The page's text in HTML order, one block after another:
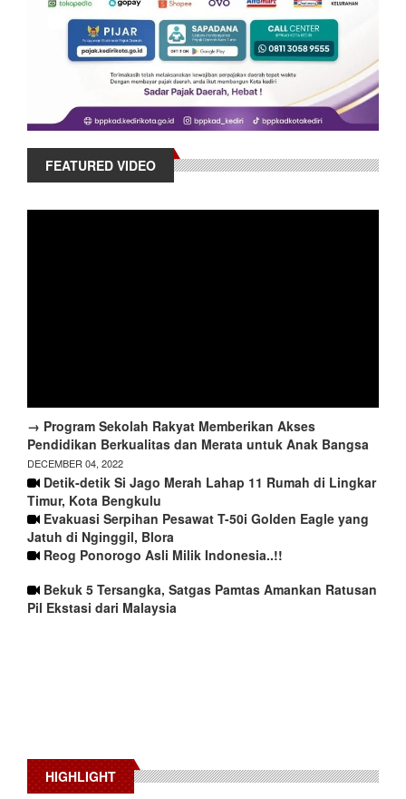
FEATURED VIDEO
→ Program Sekolah Rakyat Memberikan Akses
Pendidikan Berkualitas dan Merata untuk Anak Bangsa
DECEMBER 04, 2022
Detik-detik Si Jago Merah Lahap 11 Rumah di Lingkar
Timur, Kota Bengkulu
Evakuasi Serpihan Pesawat T-50i Golden Eagle yang
Jatuh di Nginggil, Blora
Reog Ponorogo Asli Milik Indonesia..!!
Bekuk 5 Tersangka, Satgas Pamtas Amankan Ratusan
Pil Ekstasi dari Malaysia
HIGHLIGHT